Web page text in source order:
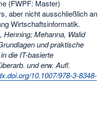
(FWPF: Master)
aber nicht ausschließlich an
Wirtschaftsinformatik.
Mehanna, Walid
und praktische
die IT-basierte
und erw. Aufl.
10.1007/978-3-8348-